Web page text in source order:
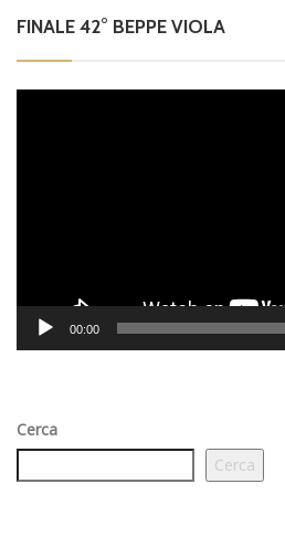
FINALE 42° BEPPE VIOLA
00:00
Cerca
Cerca